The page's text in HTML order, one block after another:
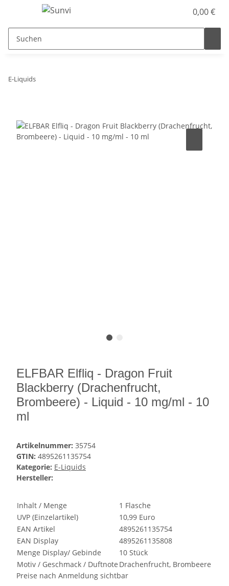
0,00 €
E-Liquids
ELFBAR Elfliq - Dragon Fruit
Blackberry (Drachenfrucht,
Brombeere) - Liquid - 10 mg/ml - 10
ml
Artikelnummer: 35754
GTIN: 4895261135754
Kategorie: E-Liquids
Hersteller:
Inhalt / Menge
1 Flasche
UVP (Einzelartikel)
10,99 Euro
EAN Artikel
4895261135754
EAN Display
4895261135808
Menge Display/ Gebinde
10 Stück
Motiv / Geschmack / Duftnote Drachenfrucht, Brombeere
Preise nach Anmeldung sichtbar